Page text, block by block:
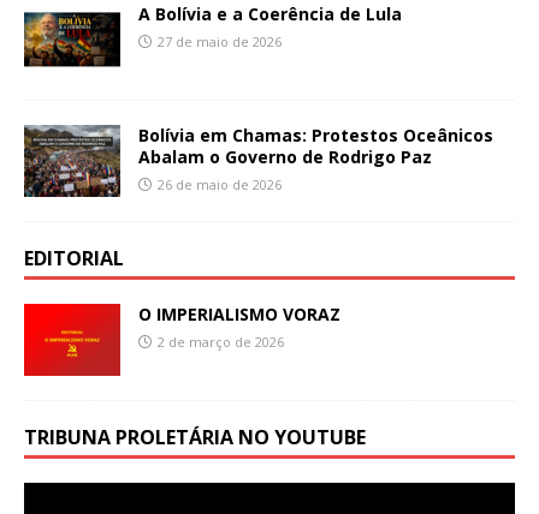
A Bolívia e a Coerência de Lula
27 de maio de 2026
Bolívia em Chamas: Protestos Oceânicos
Abalam o Governo de Rodrigo Paz
26 de maio de 2026
EDITORIAL
O IMPERIALISMO VORAZ
2 de março de 2026
TRIBUNA PROLETÁRIA NO YOUTUBE